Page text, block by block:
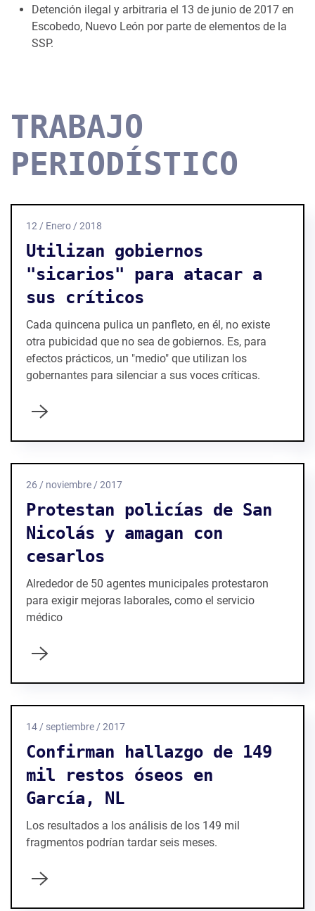
Detención ilegal y arbitraria el 13 de junio de 2017 en
Escobedo, Nuevo León por parte de elementos de la
SSP.
TRABAJO
PERIODÍSTICO
12 / Enero / 2018
Utilizan gobiernos
"sicarios" para atacar a
sus críticos
Cada quincena pulica un panfleto, en él, no existe
otra pubicidad que no sea de gobiernos. Es, para
efectos prácticos, un "medio" que utilizan los
gobernantes para silenciar a sus voces críticas.
26 / noviembre / 2017
Protestan policías de San
Nicolás y amagan con
cesarlos
Alrededor de 50 agentes municipales protestaron
para exigir mejoras laborales, como el servicio
médico
14 / septiembre / 2017
Confirman hallazgo de 149
mil restos óseos en
García, NL
Los resultados a los análisis de los 149 mil
fragmentos podrían tardar seis meses.